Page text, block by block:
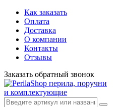
Как заказать
Оплата
Доставка
О компании
Контакты
Отзывы
Заказать обратный звонок
перила, поручни
и комплектующие